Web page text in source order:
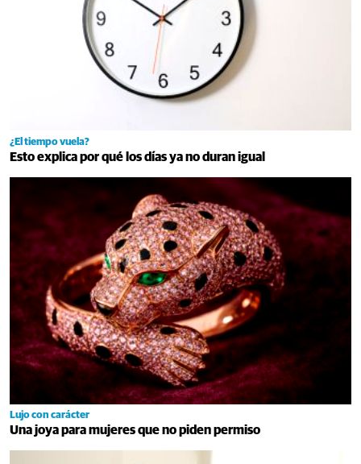
¿El tiempo vuela?
Esto explica por qué los días ya no duran igual
Lujo con carácter
Una joya para mujeres que no piden permiso